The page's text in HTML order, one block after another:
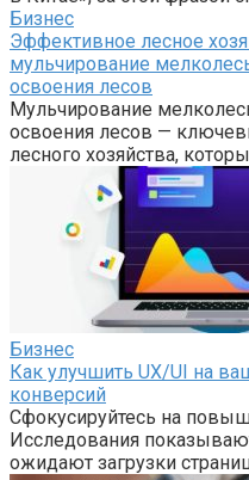
Бизнес
Эффективное лесное
мульчирование
освоения лесов
Мульчирование
освоения лесов —
лесного хозяйства,
Бизнес
Как улучшить UX/UI на
конверсий
Сфокусируйтесь на
Исследования
ожидают загрузки